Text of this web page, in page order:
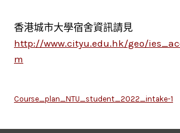
香港城市大學宿舍資訊請見
http://www.cityu.edu.hk/geo/
m
Course_plan_NTU_student_2022_intake-1